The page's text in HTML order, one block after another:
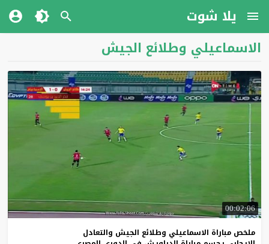
يلا شوت
الاسماعيلي وطلائع الجيش
00:02:06
ملخص مباراة الاسماعيلي وطلائع الجيش والتعادل